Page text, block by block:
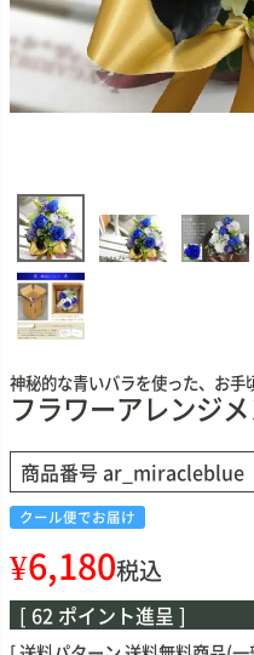
神秘的な青いバラを使った、お手
フラワーアレンジ
商品番号 ar_miracleblue
クール便でお届け
¥6,180税込
[ 62 ポイント進呈 ]